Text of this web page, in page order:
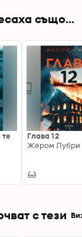
също...
Глава 12
Жером Лубри
с тези